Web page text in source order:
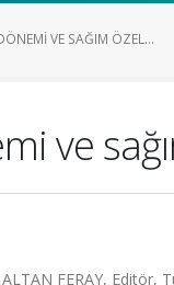
VE SAĞIM ÖZEL...
ve
FERAY, Editör,